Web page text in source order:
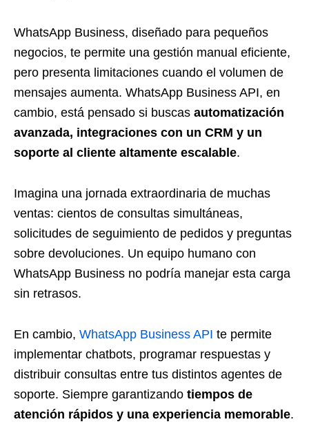
WhatsApp Business, diseñado para pequeños
negocios, te permite una gestión manual eficiente,
pero presenta limitaciones cuando el volumen de
mensajes aumenta. WhatsApp Business API, en
cambio, está pensado si buscas automatización
avanzada, integraciones con un CRM y un
soporte al cliente altamente escalable.
Imagina una jornada extraordinaria de muchas
ventas: cientos de consultas simultáneas,
solicitudes de seguimiento de pedidos y preguntas
sobre devoluciones. Un equipo humano con
WhatsApp Business no podría manejar esta carga
sin retrasos.
En cambio, WhatsApp Business API te permite
implementar chatbots, programar respuestas y
distribuir consultas entre tus distintos agentes de
soporte. Siempre garantizando tiempos de
atención rápidos y una experiencia memorable.